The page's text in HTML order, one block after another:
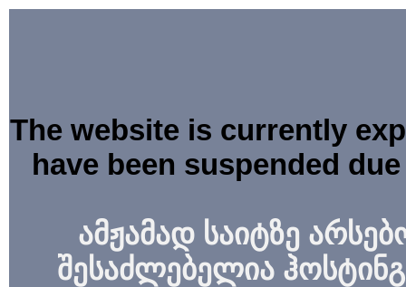
The website is currently
have been suspended
ამჟამად საიტზე
შესაძლებელია